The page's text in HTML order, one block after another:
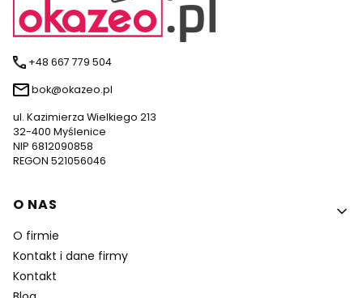
+48 667 779 504
bok@okazeo.pl
ul. Kazimierza Wielkiego 213
32-400 Myślenice
NIP 6812090858
REGON 521056046
Linki w stopce
O NAS
O firmie
Kontakt i dane firmy
Kontakt